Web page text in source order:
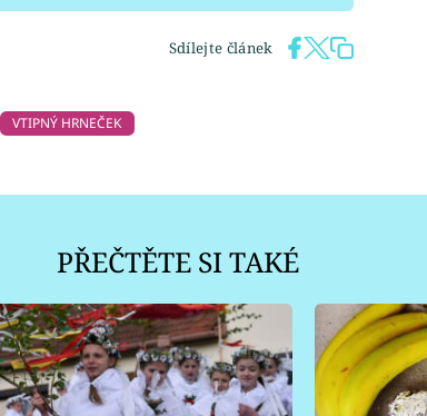
Sdílejte článek
VTIPNÝ HRNEČEK
PŘEČTĚTE SI TAKÉ